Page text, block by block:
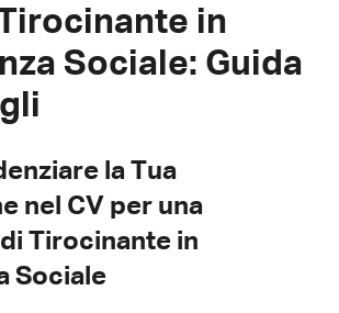
in
Sociale: Guida
la Tua
nel CV per una
Tirocinante in
Sociale